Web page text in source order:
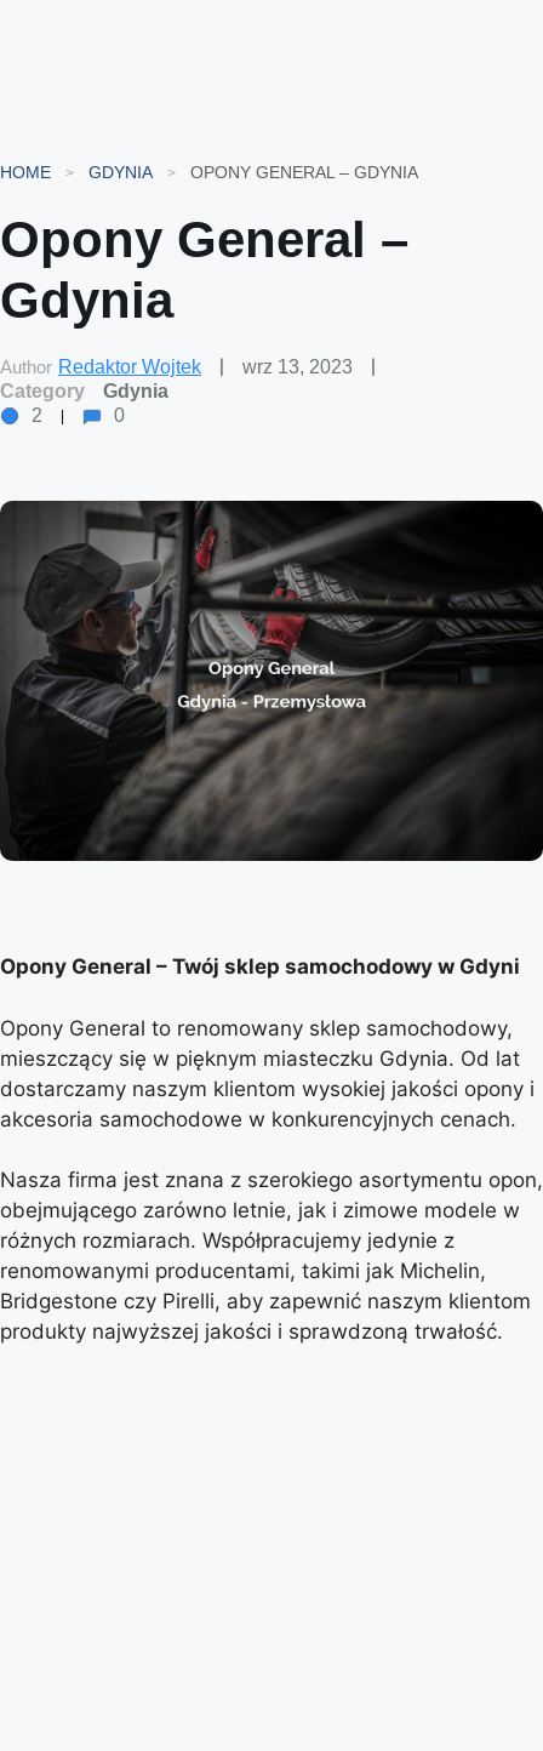
HOME GDYNIA OPONY GENERAL – GDYNIA
Opony General –
Gdynia
Author Redaktor Wojtek
wrz 13, 2023
Category
Gdynia
2
0
Opony General – Twój sklep samochodowy w Gdyni
Opony General to renomowany sklep samochodowy,
mieszczący się w pięknym miasteczku Gdynia. Od lat
dostarczamy naszym klientom wysokiej jakości opony i
akcesoria samochodowe w konkurencyjnych cenach.
Nasza firma jest znana z szerokiego asortymentu opon,
obejmującego zarówno letnie, jak i zimowe modele w
różnych rozmiarach. Współpracujemy jedynie z
renomowanymi producentami, takimi jak Michelin,
Bridgestone czy Pirelli, aby zapewnić naszym klientom
produkty najwyższej jakości i sprawdzoną trwałość.